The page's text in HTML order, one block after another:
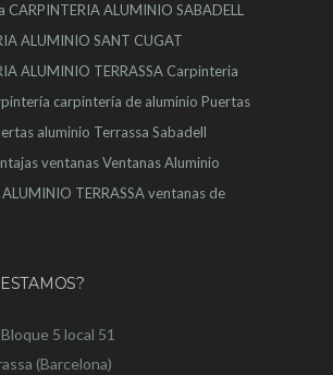
CARPINTERIA ALUMINIO SABADELL
ALUMINIO SANT CUGAT
ALUMINIO TERRASSA Carpinteria
carpintería de aluminio Puertas
aluminio Terrassa Sabadell
ventanasVentanas Aluminio
TERRASSAventanas de
5 local 51
(Barcelona)